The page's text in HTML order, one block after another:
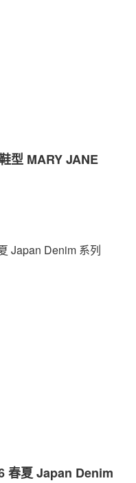
型 MARY JANE
春夏 Japan Denim